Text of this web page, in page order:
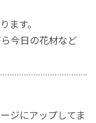
ます。
今日の花材など
ジにアップしてま